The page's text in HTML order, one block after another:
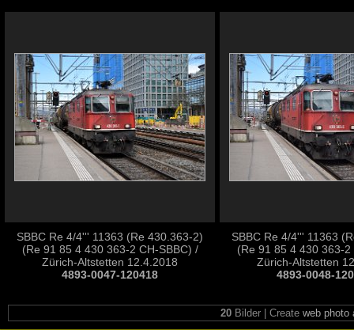
SBBC Re 4/4''' 11363 (Re 430.363-2)
(Re 91 85 4 430 363-2 CH-SBBC) /
Zürich-Altstetten 12.4.2018
4893-0047-120418
SBBC Re 4/4''' 11363
(Re 91 85 4 430 363-2
Zürich-Altstetten
4893-0048-
20Bilder | Create web photo